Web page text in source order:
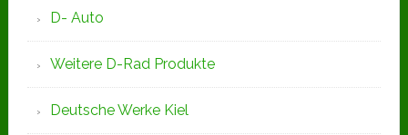
D- Auto
Weitere D-Rad Produkte
Deutsche Werke Kiel